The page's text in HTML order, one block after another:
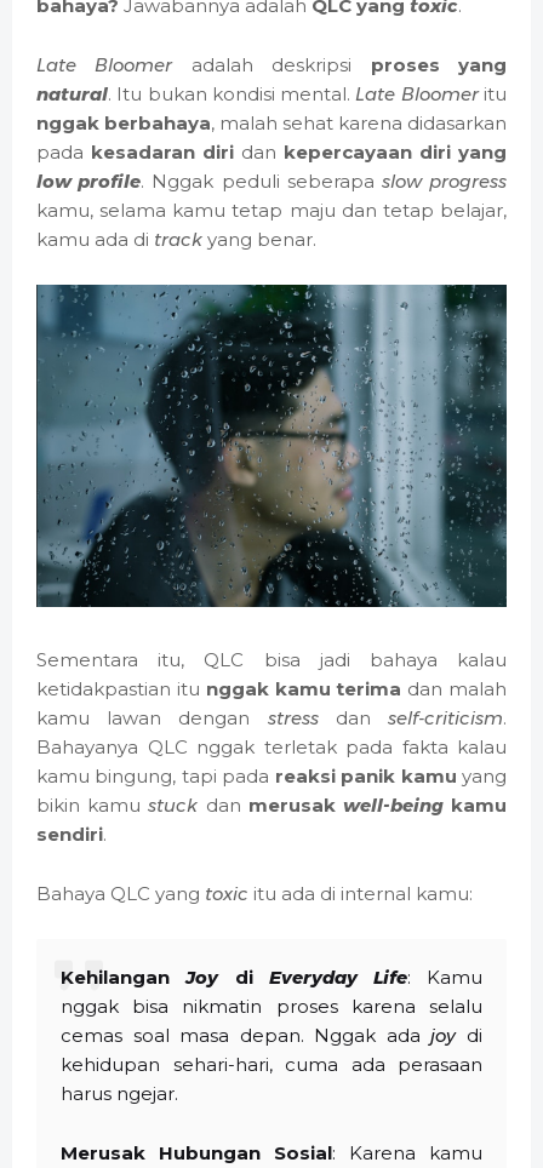
bahaya? Jawabannya adalah QLC yang toxic.
Late Bloomeradalah deskripsi proses yang
natural. Itu bukan kondisi mental.Late Bloomeritu
nggak berbahaya, malah sehat karena didasarkan
pada kesadaran diri dan kepercayaan diri yang
low profile. Nggak peduli seberapa slow progress
kamu, selama kamu tetap maju dan tetap belajar,
kamu ada di track yang benar.
Sementara itu, QLC bisa jadi bahaya kalau
ketidakpastian itu nggak kamu terima dan malah
kamu lawan dengan stressdanself-criticism.
Bahayanya QLC nggak terletak pada fakta kalau
kamu bingung, tapi pada reaksi panik kamu yang
bikin kamustuck dan merusak well-beingkamu
sendiri.
Bahaya QLC yang toxic itu ada di internal kamu:
KehilanganJoydiEveryday Life: Kamu
nggak bisa nikmatin proses karena selalu
cemas soal masa depan. Nggak adajoydi
kehidupan sehari-hari, cuma ada perasaan
harus ngejar.
Merusak Hubungan Sosial: Karena kamu